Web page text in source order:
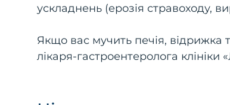
ускладнень (ерозія стравоходу,
Якщо вас мучить печія, відрижка
лікаря-гастроентеролога клініки